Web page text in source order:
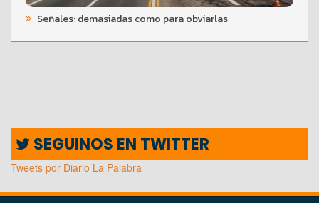
Señales: demasiadas como para obviarlas
SEGUINOS EN TWITTER
Tweets por Diario La Palabra